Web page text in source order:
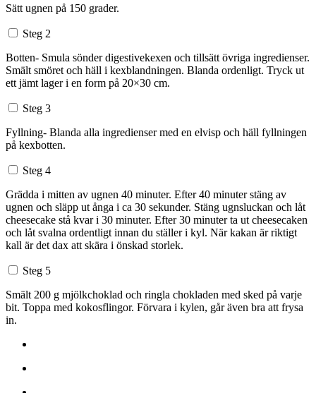
Sätt ugnen på 150 grader.
Steg 2
Botten- Smula sönder digestivekexen och tillsätt övriga ingredienser.
Smält smöret och häll i kexblandningen. Blanda ordenligt. Tryck ut
ett jämt lager i en form på 20×30 cm.
Steg 3
Fyllning- Blanda alla ingredienser med en elvisp och häll fyllningen
på kexbotten.
Steg 4
Grädda i mitten av ugnen 40 minuter. Efter 40 minuter stäng av
ugnen och släpp ut ånga i ca 30 sekunder. Stäng ugnsluckan och låt
cheesecake stå kvar i 30 minuter. Efter 30 minuter ta ut cheesecaken
och låt svalna ordentligt innan du ställer i kyl. När kakan är riktigt
kall är det dax att skära i önskad storlek.
Steg 5
Smält 200 g mjölkchoklad och ringla chokladen med sked på varje
bit. Toppa med kokosflingor. Förvara i kylen, går även bra att frysa
in.